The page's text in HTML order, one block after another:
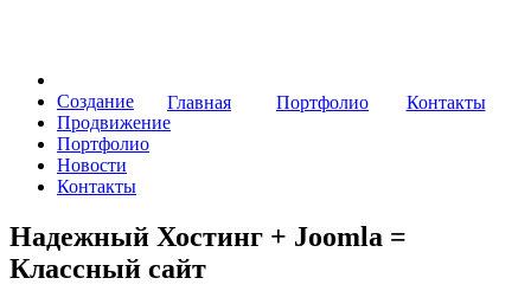
Создание
Продвижение
Портфолио
Новости
Контакты
Надежный Хостинг + Joomla =
Классный сайт
Главная Портфолио Контакты